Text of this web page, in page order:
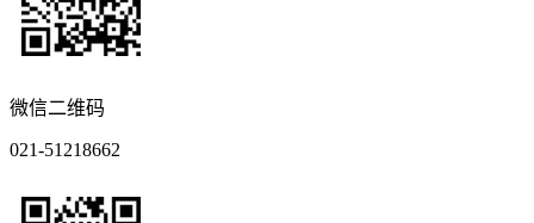
微信二维码
021-51218662